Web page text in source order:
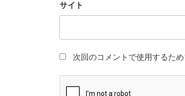
サイト
次回のコメントで使用するた